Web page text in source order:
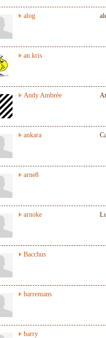
alog
an.kris
Andy Ambrée
ankara
arne8
arnoke
Bacchus
barremans
barry